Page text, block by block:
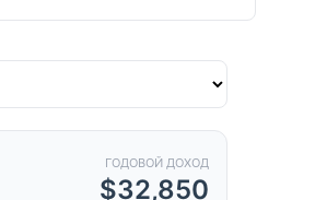
ГОДОВОЙ ДОХОД
$32,850